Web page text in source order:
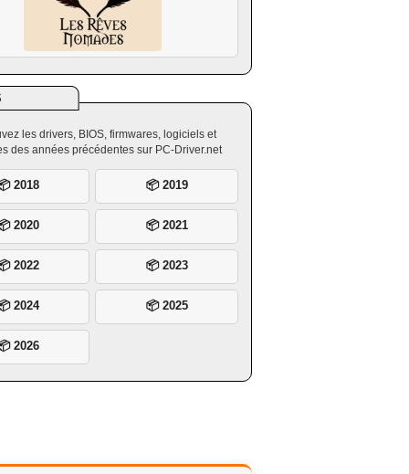
les drivers, BIOS, firmwares, logiciels et
des années précédentes sur PC-Driver.net
2018 📦 2019
2020 📦 2021
2022 📦 2023
2024 📦 2025
2026